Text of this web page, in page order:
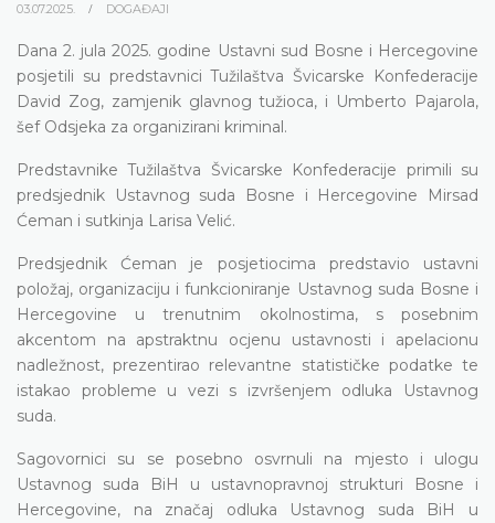
03.07.2025. DOGAĐAJI
Dana 2. jula 2025. godine Ustavni sud Bosne i Hercegovine
posjetili su predstavnici Tužilaštva Švicarske Konfederacije
David Zog, zamjenik glavnog tužioca, i Umberto Pajarola,
šef Odsjeka za organizirani kriminal.
Predstavnike Tužilaštva Švicarske Konfederacije primili su
predsjednik Ustavnog suda Bosne i Hercegovine Mirsad
Ćeman i sutkinja Larisa Velić.
Predsjednik Ćeman je posjetiocima predstavio ustavni
položaj, organizaciju i funkcioniranje Ustavnog suda Bosne i
Hercegovine u trenutnim okolnostima, s posebnim
akcentom na apstraktnu ocjenu ustavnosti i apelacionu
nadležnost, prezentirao relevantne statističke podatke te
istakao probleme u vezi s izvršenjem odluka Ustavnog
suda.
Sagovornici su se posebno osvrnuli na mjesto i ulogu
Ustavnog suda BiH u ustavnopravnoj strukturi Bosne i
Hercegovine, na značaj odluka Ustavnog suda BiH u